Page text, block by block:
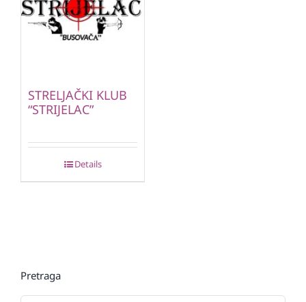
STRELJAČKI KLUB
“STRIJELAC”
Details
Pretraga